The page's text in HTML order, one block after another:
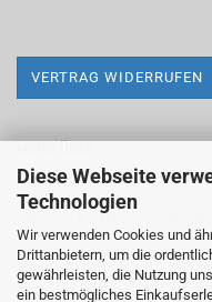
Diese Webseite
Technologien
Wir verwenden Cookies und
Drittanbietern, um die
gewährleisten, die Nutzung
ein bestmögliches
VERTRAG WIDERRUFEN
Impressum
Versand- &
Widerrufsrecht &
AGB